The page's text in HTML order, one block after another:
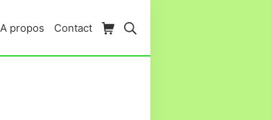
A propos Contact Panier d’achat